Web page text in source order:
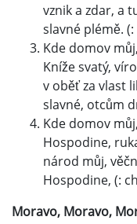
vznik a zdar, a
slavné plémě.
Kde domov
Kníže svatý,
v oběť za vlast
slavné, otcům
Kde domov
Hospodine,
národ můj,
Hospodine, (:
Moravo, Moravo,